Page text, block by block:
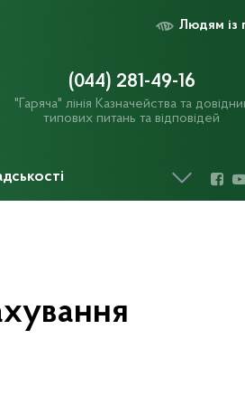
Людям із
(044) 281-49-16
"Гаряча" лінія Казначейства та
типових питань та відповідей